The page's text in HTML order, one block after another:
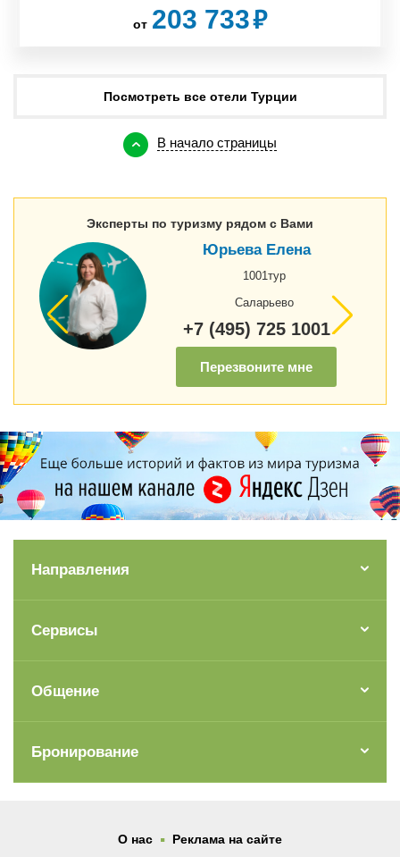
от 203 733₽
Посмотреть все отели Турции
В начало страницы
Эксперты по туризму рядом с Вами
Юрьева Елена
1001тур
Саларьево
+7 (495) 725 1001
Перезвоните мне
Направления
Сервисы
Общение
Бронирование
О нас . Реклама на сайте